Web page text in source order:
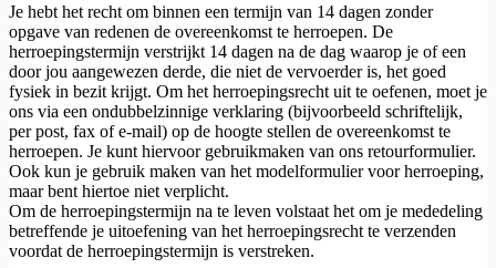
Je hebt het recht om binnen een termijn van 14 dagen zonder
opgave van redenen de overeenkomst te herroepen. De
herroepingstermijn verstrijkt 14 dagen na de dag waarop je of een
door jou aangewezen derde, die niet de vervoerder is, het goed
fysiek in bezit krijgt. Om het herroepingsrecht uit te oefenen, moet je
ons via een ondubbelzinnige verklaring (bijvoorbeeld schriftelijk,
per post, fax of e-mail) op de hoogte stellen de overeenkomst te
herroepen. Je kunt hiervoor gebruikmaken van ons retourformulier.
Ook kun je gebruik maken van het modelformulier voor herroeping,
maar bent hiertoe niet verplicht.
Om de herroepingstermijn na te leven volstaat het om je mededeling
betreffende je uitoefening van het herroepingsrecht te verzenden
voordat de herroepingstermijn is verstreken.